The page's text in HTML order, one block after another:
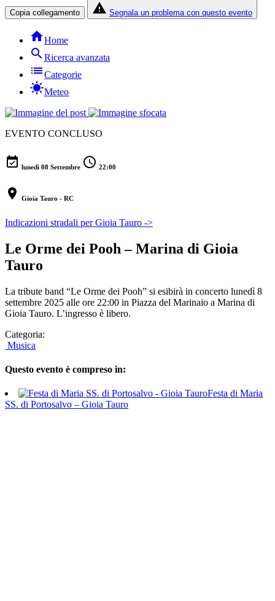
Copia collegamento report_problem Segnala un problema con questo evento
homeHome
searchRicerca avanzata
listCategorie
sunnyMeteo
EVENTO CONCLUSO
event_available lunedì 08 Settembre schedule 22:00
location_on Gioia Tauro - RC
Indicazioni stradali per Gioia Tauro ->
Le Orme dei Pooh – Marina di Gioia
Tauro
La tribute band “Le Orme dei Pooh” si esibirà in concerto lunedì 8
settembre 2025 alle ore 22:00 in Piazza del Marinaio a Marina di
Gioia Tauro. L’ingresso è libero.
Categoria:
Musica
Questo evento è compreso in:
Festa di Maria
SS. di Portosalvo – Gioia Tauro